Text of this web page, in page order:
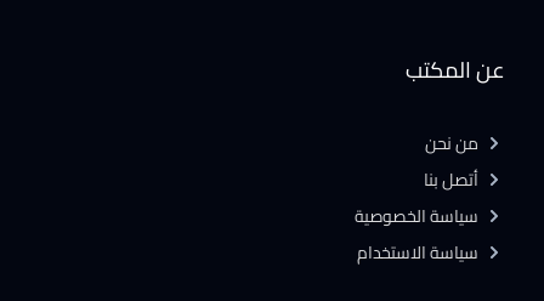
عن المكتب
من نحن
أتصل بنا
سياسة الخصوصية
سياسة الاستخدام